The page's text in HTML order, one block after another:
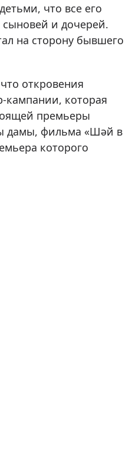
что все его
и дочерей.
на сторону бывшего
откровения
которая
премьеры
дамы, фильма «Шәй в
которого